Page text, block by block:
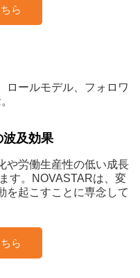
ら
波及効果
や労働生産性の低い成長
す。NOVASTARは、変
を起こすことに専念して
ら